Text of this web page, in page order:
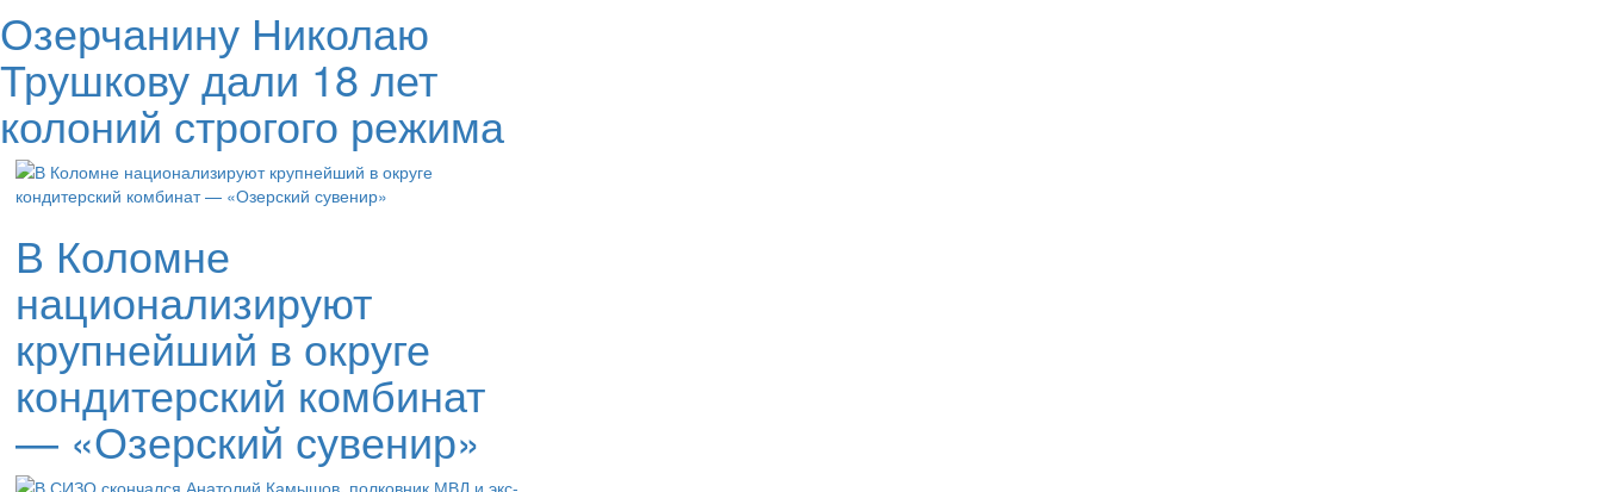
Озерчанину Николаю
Трушкову дали 18 лет
колоний строгого режима
В Коломне
национализируют
крупнейший в округе
кондитерский комбинат
— «Озерский сувенир»